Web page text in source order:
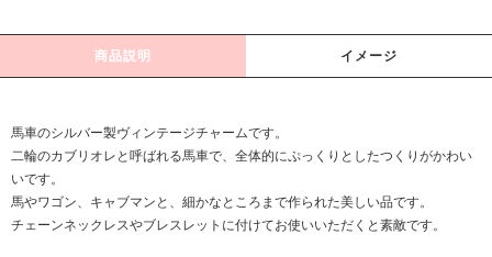
商品説明 イメージ
馬車のシルバー製ヴィンテージチャームです。
二輪のカブリオレと呼ばれる馬車で、全体的にぷっくりとしたつくりがかわい
いです。
馬やワゴン、キャブマンと、細かなところまで作られた美しい品です。
チェーンネックレスやブレスレットに付けてお使いいただくと素敵です。